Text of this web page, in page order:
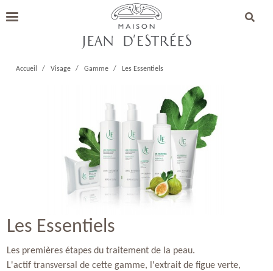
Accueil Visage Gamme Les Essentiels
Les Essentiels
Les premières étapes du traitement de la peau.
L'actif transversal de cette gamme, l'extrait de figue verte,